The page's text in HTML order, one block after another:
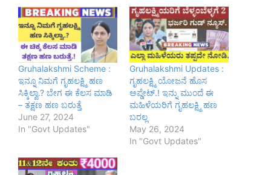
Gruhalakshmi Scheme :
ಇನ್ನೂ ನಿಮಗೆ ಗೃಹಲಕ್ಷ್ಮಿ ಹಣ
ಸಿಕ್ಕಿಲ್ವಾ.? ಬೇಗ ಈ ಕೆಲಸ ಮಾಡಿ
– ತಕ್ಷಣ ಹಣ ಬರುತ್ತೆ
June 27, 2024
In "Govt Updates"
Gruhalakshmi Updates :
ಗೃಹಲಕ್ಷ್ಮಿ ‌ಯೋಜನೆ ಹೊಸ
ಅಪ್ಡೇಟ್.! ಇನ್ನು ಮುಂದೆ ಈ
ಮಹಿಳೆಯರಿಗೆ ಗೃಹಲಕ್ಷ್ಮಿ ಹಣ
ಬರಲ್ಲ
May 26, 2024
In "Govt Updates"